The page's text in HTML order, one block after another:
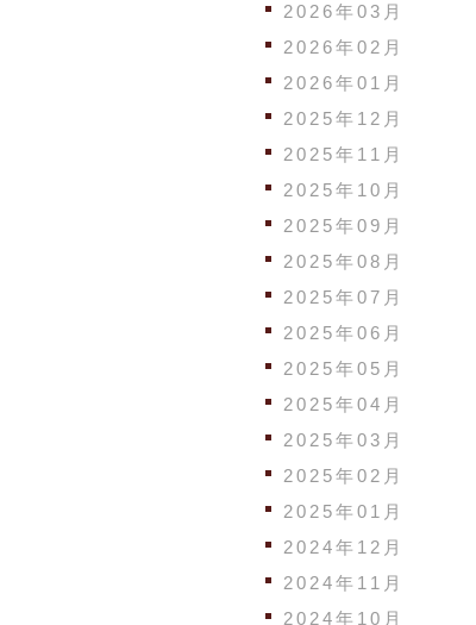
2026年03月
2026年02月
2026年01月
2025年12月
2025年11月
2025年10月
2025年09月
2025年08月
2025年07月
2025年06月
2025年05月
2025年04月
2025年03月
2025年02月
2025年01月
2024年12月
2024年11月
2024年10月